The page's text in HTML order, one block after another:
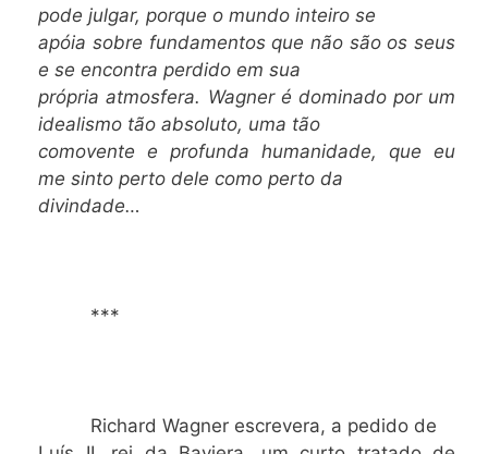
pode julgar, porque o mundo inteiro se
apóia sobre fundamentos que não são os seus
e se encontra perdido em sua
própria atmosfera. Wagner é dominado por um
idealismo tão absoluto, uma tão
comovente e profunda humanidade, que eu
me sinto perto dele como perto da
divindade…
***
Richard Wagner escrevera, a pedido de